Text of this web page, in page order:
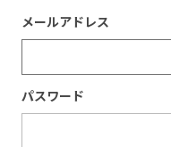
メールアドレス
パスワード